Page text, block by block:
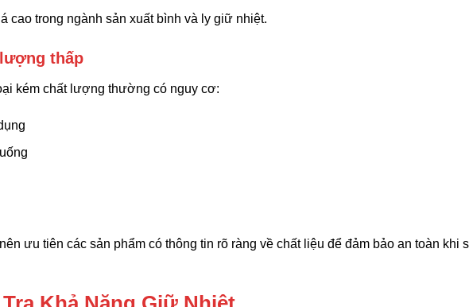
cao trong ngành sản xuất bình và ly giữ nhiệt.
thấp
kém chất lượng thường có nguy cơ:
ưu tiên các sản phẩm có thông tin rõ ràng về chất liệu để đảm bảo an toàn khi